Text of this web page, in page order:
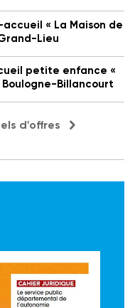
« La Maison de
Lieu
petite enfance «
Billancourt
d'offres